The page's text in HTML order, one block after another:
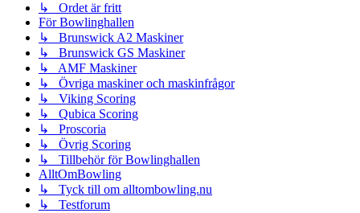
↳ Ordet är fritt
För Bowlinghallen
↳ Brunswick A2 Maskiner
↳ Brunswick GS Maskiner
↳ AMF Maskiner
↳ Övriga maskiner och maskinfrågor
↳ Viking Scoring
↳ Qubica Scoring
↳ Proscoria
↳ Övrig Scoring
↳ Tillbehör för Bowlinghallen
AlltOmBowling
↳ Tyck till om alltombowling.nu
↳ Testforum